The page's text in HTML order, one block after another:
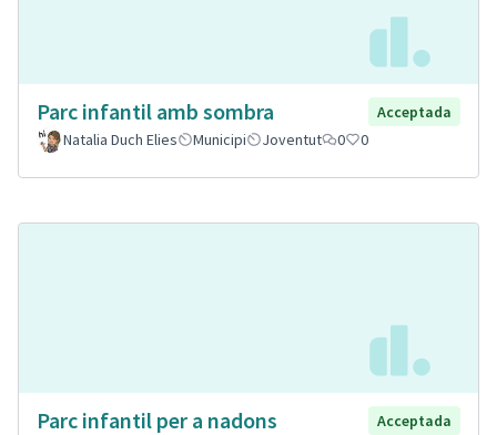
Parc infantil amb sombra
Acceptada
Natalia Duch Elies
Municipi Joventut 0 0
Parc infantil per a nadons
Acceptada